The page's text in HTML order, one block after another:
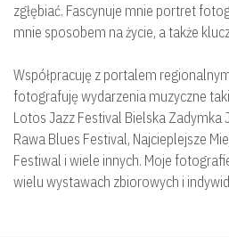
zgłębiać. Fascynuje mnie portret
mnie sposobem na życie, a także
Współpracuję z portalem
fotografuję wydarzenia muzyczne
Lotos Jazz Festival Bielska Zadymka
Rawa Blues Festival, Najcieplejsze
Festiwal i wiele innych. Moje
wielu wystawach zbiorowych i